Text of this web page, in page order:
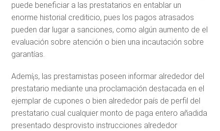
puede beneficiar a las prestatarios en entablar un
enorme historial crediticio, pues los pagos atrasados ​​
pueden dar lugar a sanciones, como algún aumento de el
evaluación sobre atención o bien una incautación sobre
garantías.
Ademí¡s, las prestamistas poseen informar alrededor del
prestatario mediante una proclamación destacada en el
ejemplar de cupones o bien alrededor país de perfil del
prestatario cual cualquier monto de paga entero añadida
presentado desprovisto instrucciones alrededor